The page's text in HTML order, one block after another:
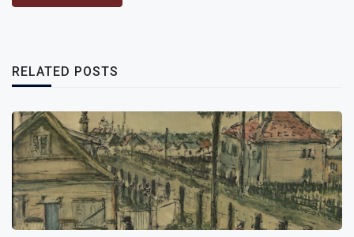
RELATED POSTS